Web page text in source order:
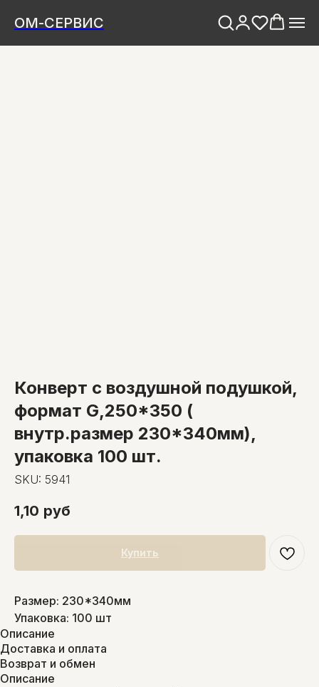
ОМ-СЕРВИС
Конверт с воздушной подушкой,
формат G,250*350 (
внутр.размер 230*340мм),
упаковка 100 шт.
SKU: 5941
1,10 руб
Купить
Размер: 230*340мм
Упаковка: 100 шт
Описание
Доставка и оплата
Возврат и обмен
Описание